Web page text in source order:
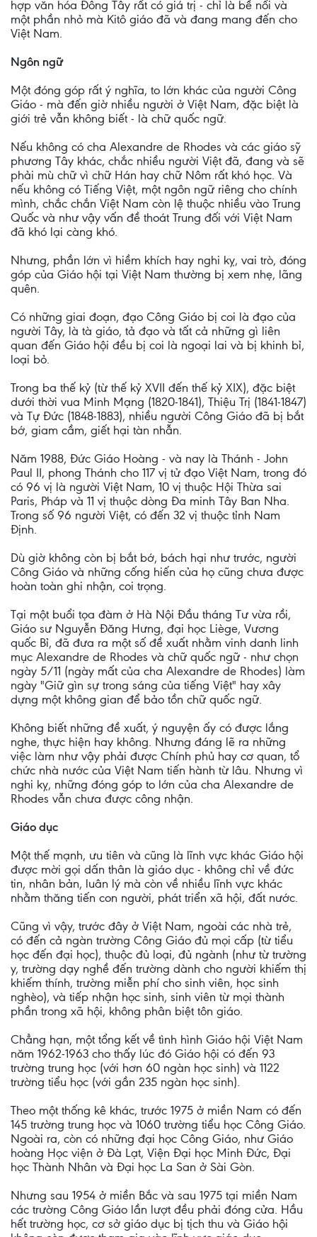
hợp văn hóa Đông Tây rất có giá trị - chỉ là bề nổi và
một phần nhỏ mà Kitô giáo đã và đang mang đến cho
Việt Nam.
Ngôn ngữ
Một đóng góp rất ý nghĩa, to lớn khác của người Công
Giáo - mà đến giờ nhiều người ở Việt Nam, đặc biệt là
giới trẻ vẫn không biết - là chữ quốc ngữ.
Nếu không có cha Alexandre de Rhodes và các giáo sỹ
phương Tây khác, chắc nhiều người Việt đã, đang và sẽ
phải mù chữ vì chữ Hán hay chữ Nôm rất khó học. Và
nếu không có Tiếng Việt, một ngôn ngữ riêng cho chính
mình, chắc chắn Việt Nam còn lệ thuộc nhiều vào Trung
Quốc và như vậy vấn đề thoát Trung đối với Việt Nam
đã khó lại càng khó.
Nhưng, phần lớn vì hiềm khích hay nghi kỵ, vai trò, đóng
góp của Giáo hội tại Việt Nam thường bị xem nhẹ, lãng
quên.
Có những giai đoạn, đạo Công Giáo bị coi là đạo của
người Tây, là tà giáo, tả đạo và tất cả những gì liên
quan đến Giáo hội đều bị coi là ngoại lai và bị khinh bỉ,
loại bỏ.
Trong ba thế kỷ (từ thế kỷ XVII đến thế kỷ XIX), đặc biệt
dưới thời vua Minh Mạng (1820-1841), Thiệu Trị (1841-1847)
và Tự Ðức (1848-1883), nhiều người Công Giáo đã bị bắt
bớ, giam cầm, giết hại tàn nhẫn.
Năm 1988, Đức Giáo Hoàng - và nay là Thánh - John
Paul II, phong Thánh cho 117 vị tử đạo Việt Nam, trong đó
có 96 vị là người Việt Nam, 10 vị thuộc Hội Thừa sai
Paris, Pháp và 11 vị thuộc dòng Ða minh Tây Ban Nha.
Trong số 96 người Việt, có đến 32 vị thuộc tỉnh Nam
Định.
Dù giờ không còn bị bắt bớ, bách hại như trước, người
Công Giáo và những cống hiến của họ cũng chưa được
hoàn toàn ghi nhận, coi trọng.
Tại một buổi tọa đàm ở Hà Nội Đầu tháng Tư vừa rồi,
Giáo sư Nguyễn Đăng Hưng, đại học Liège, Vương
quốc Bỉ, đã đưa ra một số đề xuất nhằm vinh danh linh
mục Alexandre de Rhodes và chữ quốc ngữ - như chọn
ngày 5/11 (ngày mất của cha Alexandre de Rhodes) làm
ngày "Giữ gìn sự trong sáng của tiếng Việt" hay xây
dựng một không gian để bảo tồn chữ quốc ngữ.
Không biết những đề xuất, ý nguyện ấy có được lắng
nghe, thực hiện hay không. Nhưng đáng lẽ ra những
việc làm như vậy phải được Chính phủ hay cơ quan, tổ
chức nhà nước của Việt Nam tiến hành từ lâu. Nhưng vì
nghi kỵ, những đóng góp to lớn của cha Alexandre de
Rhodes vẫn chưa được công nhận.
Giáo dục
Một thế mạnh, ưu tiên và cũng là lĩnh vực khác Giáo hội
được mời gọi dấn thân là giáo dục - không chỉ về đức
tin, nhân bản, luân lý mà còn về nhiều lĩnh vực khác
nhằm thăng tiến con người, phát triển xã hội, đất nước.
Cũng vì vậy, trước đây ở Việt Nam, ngoài các nhà trẻ,
có đến cả ngàn trường Công Giáo đủ mọi cấp (từ tiểu
học đến đại học), thuộc đủ loại, đủ ngành (như từ trường
y, trường dạy nghề đến trường dành cho người khiếm thị
khiếm thính, trường miễn phí cho sinh viên, học sinh
nghèo), và tiếp nhận học sinh, sinh viên từ mọi thành
phần trong xã hội, không phân biệt tôn giáo.
Chẳng hạn, một tổng kết về tình hình Giáo hội Việt Nam
năm 1962-1963 cho thấy lúc đó Giáo hội có đến 93
trường trung học (với hơn 60 ngàn học sinh) và 1122
trường tiểu học (với gần 235 ngàn học sinh).
Theo một thống kê khác, trước 1975 ở miền Nam có đến
145 trường trung học và 1060 trường tiểu học Công Giáo.
Ngoài ra, còn có những đại học Công Giáo, như Giáo
hoàng Học viện ở Đà Lạt, Viện Đại học Minh Đức, Đại
học Thành Nhân và Đại học La San ở Sài Gòn.
Nhưng sau 1954 ở miền Bắc và sau 1975 tại miền Nam
các trường Công Giáo lần lượt đều phải đóng cửa. Hầu
hết trường học, cơ sở giáo dục bị tịch thu và Giáo hội